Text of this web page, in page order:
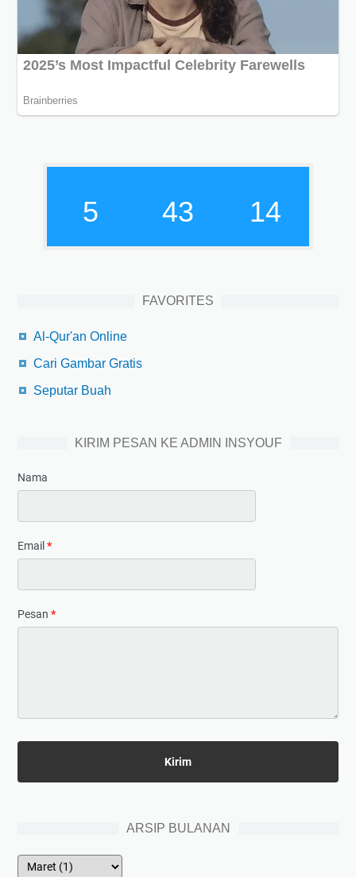
5 43 14
FAVORITES
Al-Qur'an Online
Cari Gambar Gratis
Seputar Buah
KIRIM PESAN KE ADMIN INSYOUF
Nama
Email *
Pesan *
ARSIP BULANAN